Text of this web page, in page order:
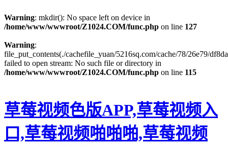
Warning: mkdir(): No space left on device in
/home/www/wwwroot/Z1024.COM/func.php on line 127
Warning:
file_put_contents(./cachefile_yuan/5216sq.com/cache/78/26e79/
failed to open stream: No such file or directory in
/home/www/wwwroot/Z1024.COM/func.php on line 115
草莓视频色版APP,草莓视频入
口,草莓视频啪啪啪,草莓视频